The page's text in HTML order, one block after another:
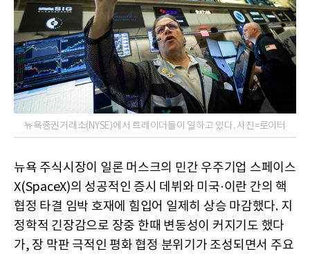
뉴욕증권거래소(NYSE)에서 트레이더들이 일하고 있다. 사진=로이터
뉴욕 주식시장이 일론 머스크의 민간 우주기업 스페이스
X(SpaceX)의 성공적인 증시 데뷔와 미국·이란 간의 핵
협정 타결 임박 호재에 힘입어 일제히 상승 마감했다. 지
정학적 긴장감으로 장중 한때 변동성이 커지기도 했다
가, 장 막판 극적인 평화 협정 분위기가 조성되면서 주요